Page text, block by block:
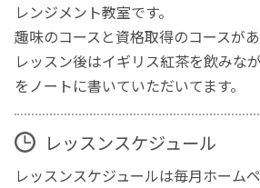
レンジメント教室です。
趣味のコースと資格取得のコースがあ
レッスン後はイギリス紅茶を飲みな
をノートに書いていただいてます。
レッスンスケジュール
レッスンスケジュールは毎月ホーム